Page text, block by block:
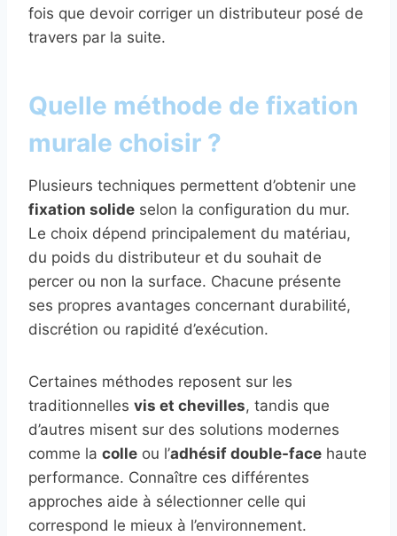
fois que devoir corriger un distributeur posé de
travers par la suite.
Quelle méthode de fixation
murale choisir ?
Plusieurs techniques permettent d’obtenir une
fixation solide selon la configuration du mur.
Le choix dépend principalement du matériau,
du poids du distributeur et du souhait de
percer ou non la surface. Chacune présente
ses propres avantages concernant durabilité,
discrétion ou rapidité d’exécution.
Certaines méthodes reposent sur les
traditionnelles vis et chevilles, tandis que
d’autres misent sur des solutions modernes
comme la colle ou l’adhésif double-face haute
performance. Connaître ces différentes
approches aide à sélectionner celle qui
correspond le mieux à l’environnement.